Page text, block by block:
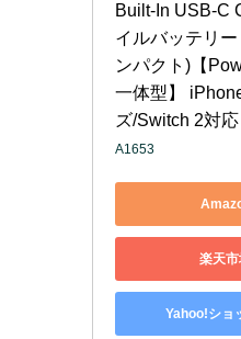
Built-In USB-C
イルバッテリ
ンパクト)【
一体型】
ズ/Switch 2対
A1653
楽天
Yahoo!ショ